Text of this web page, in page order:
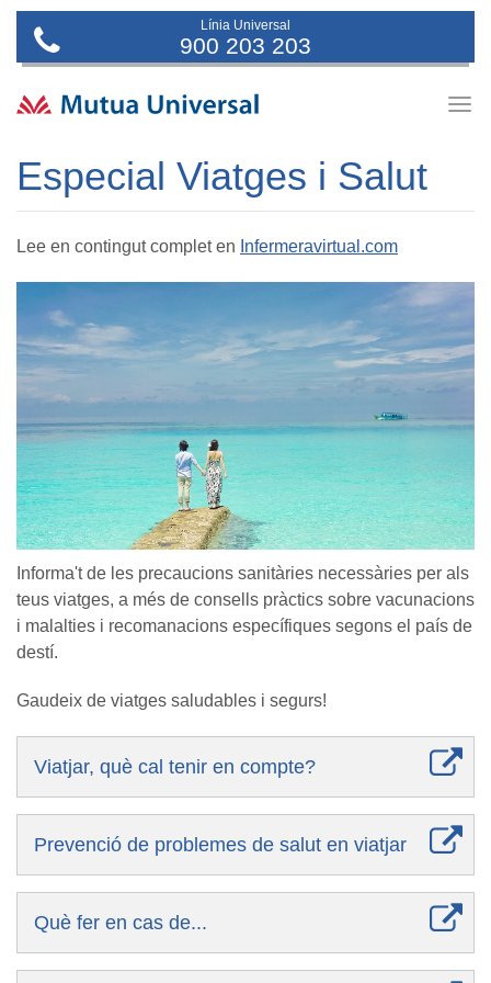
Línia Universal
900 203 203
Especial Viatges i Salut
Lee en contingut complet en Infermeravirtual.com
Informa't de les precaucions sanitàries necessàries per als
teus viatges, a més de consells pràctics sobre vacunacions
i malalties i recomanacions específiques segons el país de
destí.
Gaudeix de viatges saludables i segurs!
Viatjar, què cal tenir en compte?
Prevenció de problemes de salut en viatjar
Què fer en cas de...